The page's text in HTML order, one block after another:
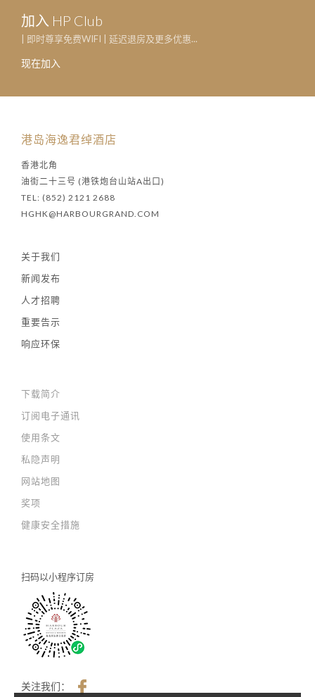
加入 HP Club
| 即时尊享免费WIFI | 延迟退房及更多优惠...
现在加入
港岛海逸君绰酒店
香港北角
油街二十三号 (港铁炮台山站A出口)
TEL: (852) 2121 2688
HGHK@HARBOURGRAND.COM
关于我们
新闻发布
人才招聘
重要告示
响应环保
下载简介
订阅电子通讯
使用条文
私隐声明
网站地图
奖项
健康安全措施
扫码以小程序订房
关注我们：